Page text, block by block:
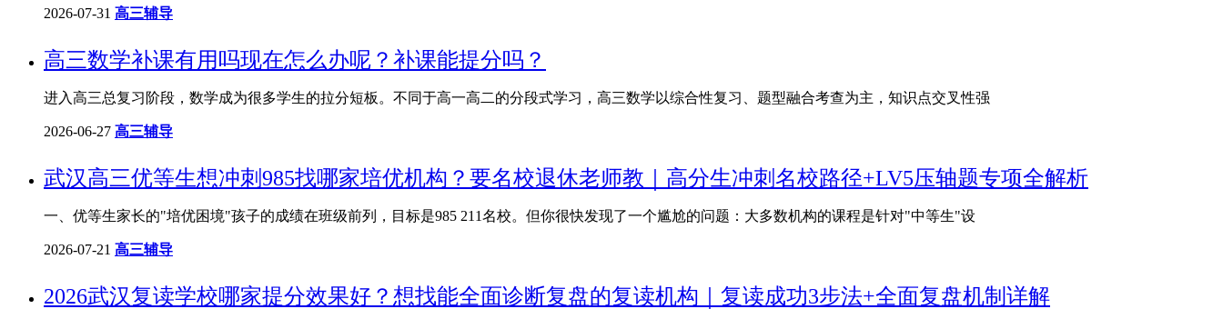
2026-07-31 高三辅导
高三数学补课有用吗现在怎么办呢？补课能提分吗？
进入高三总复习阶段，数学成为很多学生的拉分短板。不同于高一高二的分段式学习，高三数学以综合性复习、题型融合考查为主，知识点交叉性强
2026-06-27 高三辅导
武汉高三优等生想冲刺985找哪家培优机构？要名校退休老师教｜高分生冲刺名校路径+LV5压轴题专项全解析
一、优等生家长的"培优困境"孩子的成绩在班级前列，目标是985 211名校。但你很快发现了一个尴尬的问题：大多数机构的课程是针对"中等生"设
2026-07-21 高三辅导
2026武汉复读学校哪家提分效果好？想找能全面诊断复盘的复读机构｜复读成功3步法+全面复盘机制详解